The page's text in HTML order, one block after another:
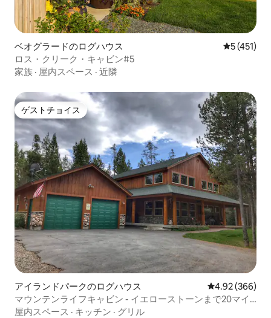
ベオグラードのログハウス レビュー
5 (451)
ロス・クリーク・キャビン#5
家族 · 屋内スペース · 近隣
ゲストチョイス
ゲストチョイス
アイランドパークのログハウス レビュー366
4.92 (366)
マウンテンライフキャビン - イエローストーンまで20マイ
ル
屋内スペース · キッチン · グリル